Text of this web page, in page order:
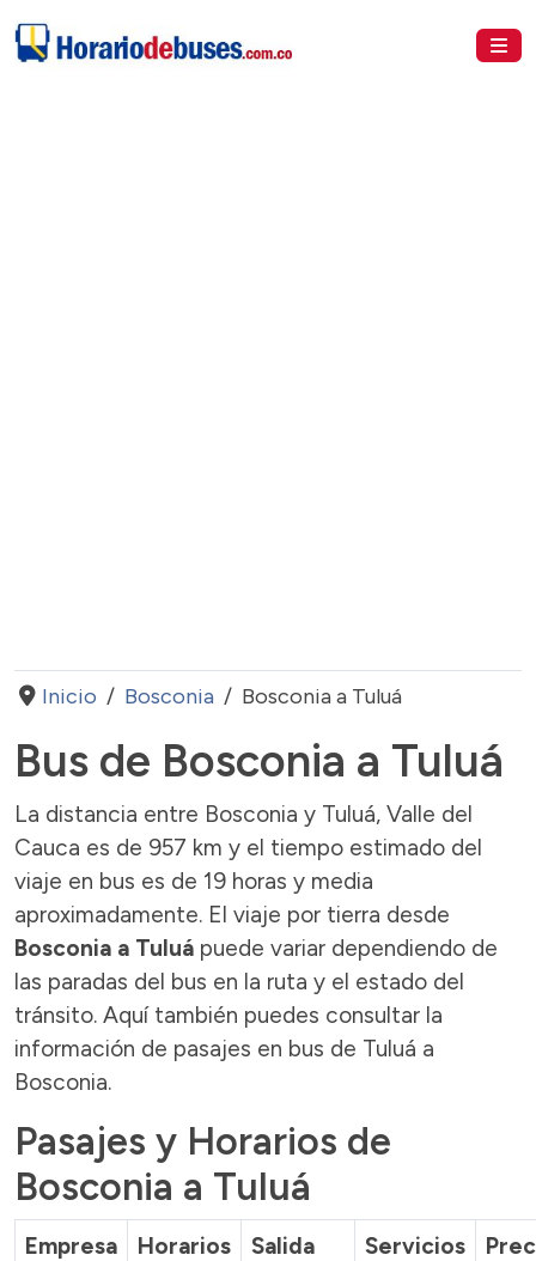
Inicio Bosconia Bosconia a Tuluá
Bus de Bosconia a Tuluá
La distancia entre Bosconia y Tuluá, Valle del
Cauca es de 957 km y el tiempo estimado del
viaje en bus es de 19 horas y media
aproximadamente. El viaje por tierra desde
Bosconia a Tuluá puede variar dependiendo de
las paradas del bus en la ruta y el estado del
tránsito. Aquí también puedes consultar la
información de pasajes en bus de Tuluá a
Bosconia.
Pasajes y Horarios de
Bosconia a Tuluá
Empresa Horarios Salida Servicios